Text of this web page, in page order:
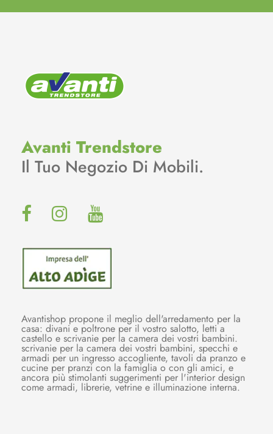
Avanti Trendstore
Il Tuo Negozio Di Mobili.
Avantishop propone il meglio dell'arredamento per la
casa: divani e poltrone per il vostro salotto, letti a
castello e scrivanie per la camera dei vostri bambini.
scrivanie per la camera dei vostri bambini, specchi e
armadi per un ingresso accogliente, tavoli da pranzo e
cucine per pranzi con la famiglia o con gli amici, e
ancora più stimolanti suggerimenti per l'interior design
come armadi, librerie, vetrine e illuminazione interna.